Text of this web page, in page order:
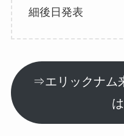
細後日発表
⇒エリックナム